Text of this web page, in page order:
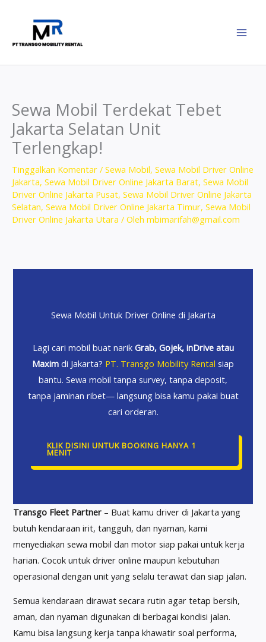
konten
Sewa Mobil Terdekat Tebet
Jakarta Selatan Unit
Terlengkap!
Tinggalkan Komentar / Sewa Mobil, Sewa Mobil Driver Online
Jakarta, Sewa Mobil Driver Online Jakarta Barat, Sewa Mobil
Driver Online Jakarta Pusat, Sewa Mobil Driver Online Jakarta
Selatan, Sewa Mobil Driver Online Jakarta Timur, Sewa Mobil
Driver Online Jakarta Utara / Oleh mbimarifah@gmail.com
Sewa Mobil Untuk Driver Online di Jakarta
Lagi cari mobil buat narik Grab, Gojek, inDrive atau
Maxim di Jakarta? PT. Transgo Mobility Rental siap
bantu. Sewa mobil tanpa survey, tanpa deposit,
tanpa jaminan ribet— langsung bisa kamu pakai buat
cari orderan.
KLIK DISINI UNTUK BOOKING HANYA 1
MENIT
Transgo Fleet Partner– Buat kamu driver di Jakarta yang
butuh kendaraan irit, tangguh, dan nyaman, kami
menyediakan sewa mobil dan motor siap pakai untuk kerja
harian. Cocok untuk driver online maupun kebutuhan
operasional dengan unit yang selalu terawat dan siap jalan.
Semua kendaraan dirawat secara rutin agar tetap bersih,
aman, dan nyaman digunakan di berbagai kondisi jalan.
Kamu bisa langsung kerja tanpa khawatir soal performa,